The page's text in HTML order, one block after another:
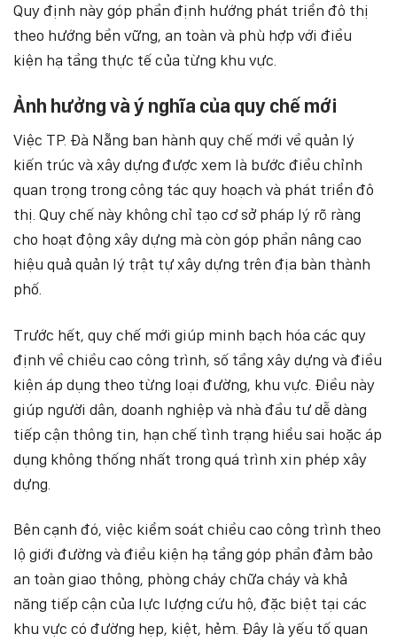
Quy định này góp phần định hướng phát triển đô thị
theo hướng bền vững, an toàn và phù hợp với điều
kiện hạ tầng thực tế của từng khu vực.
Ảnh hưởng và ý nghĩa của quy chế mới
Việc TP. Đà Nẵng ban hành quy chế mới về quản lý
kiến trúc và xây dựng được xem là bước điều chỉnh
quan trọng trong công tác quy hoạch và phát triển đô
thị. Quy chế này không chỉ tạo cơ sở pháp lý rõ ràng
cho hoạt động xây dựng mà còn góp phần nâng cao
hiệu quả quản lý trật tự xây dựng trên địa bàn thành
phố.
Trước hết, quy chế mới giúp minh bạch hóa các quy
định về chiều cao công trình, số tầng xây dựng và điều
kiện áp dụng theo từng loại đường, khu vực. Điều này
giúp người dân, doanh nghiệp và nhà đầu tư dễ dàng
tiếp cận thông tin, hạn chế tình trạng hiểu sai hoặc áp
dụng không thống nhất trong quá trình xin phép xây
dựng.
Bên cạnh đó, việc kiểm soát chiều cao công trình theo
lộ giới đường và điều kiện hạ tầng góp phần đảm bảo
an toàn giao thông, phòng cháy chữa cháy và khả
năng tiếp cận của lực lượng cứu hộ, đặc biệt tại các
khu vực có đường hẹp, kiệt, hẻm. Đây là yếu tố quan